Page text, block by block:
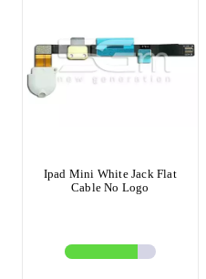
Ipad Mini White Jack Flat
Cable No Logo